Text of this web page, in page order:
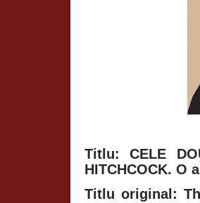
Titlu: CELE
HITCHCOCK. O
Titlu original: